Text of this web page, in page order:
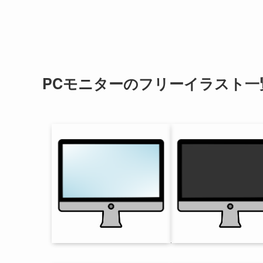
PCモニターのフリーイラスト